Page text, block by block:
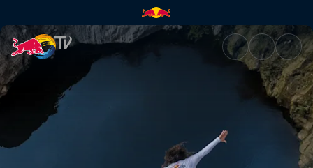
Hidden Cliffs – sziklaugrás